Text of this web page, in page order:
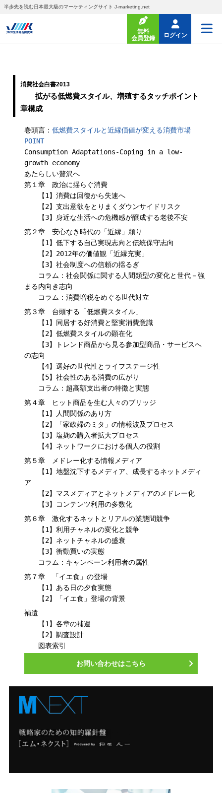
半歩先を読む日本最大級のマーケティングサイト J-marketing.net
無料
会員登録
ログイン
消費社会白書2013
拡がる低燃費スタイル、増殖するタッチポイント
章構成
巻頭言：低燃費スタイルと近縁価値が変える消費市場
POINT
Consumption Adaptations-Coping in a low-
growth economy
あたらしい贅沢へ
第１章 政治に揺らぐ消費
【1】消費は回復から失速へ
【2】支出意欲をとりまくダウンサイドリスク
【3】身近な生活への危機感が醸成する老後不安
第２章 安心なき時代の「近縁」頼り
【1】低下する自己実現志向と伝統保守志向
【2】2012年の価値観「近縁充実」
【3】社会制度への信頼の揺るぎ
コラム：社会関係に関する人間類型の変化と世代－強
まる内向き志向
コラム：消費増税をめぐる世代対立
第３章 台頭する「低燃費スタイル」
【1】同居する好消費と堅実消費意識
【2】低燃費スタイルの顕在化
【3】トレンド商品から見る参加型商品・サービスへ
の志向
【4】選好の世代性とライフステージ性
【5】社会性のある消費の広がり
コラム：超高額支出者の特徴と実態
第４章 ヒット商品を生む人々のブリッジ
【1】人間関係のあり方
【2】「家政婦のミタ」の情報波及プロセス
【3】塩麹の購入者拡大プロセス
【4】ネットワークにおける個人の役割
第５章 メドレー化する情報メディア
【1】地盤沈下するメディア、成長するネットメディ
ア
【2】マスメディアとネットメディアのメドレー化
【3】コンテンツ利用の多数化
第６章 激化するネットとリアルの業態間競争
【1】利用チャネルの変化と競争
【2】ネットチャネルの盛衰
【3】衝動買いの実態
コラム：キャンペーン利用者の属性
第７章 「イエ食」の登場
【1】ある日の夕食実態
【2】「イエ食」登場の背景
補遺
【1】各章の補遺
【2】調査設計
図表索引
お問い合わせはこちら